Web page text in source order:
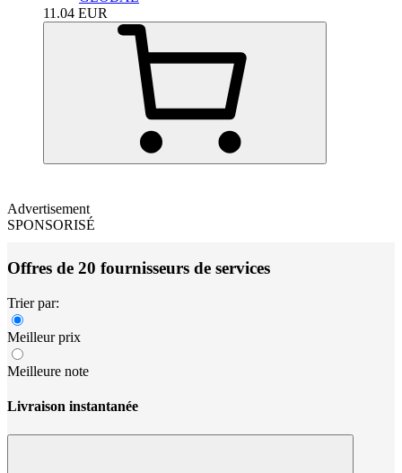
11.04 EUR
Advertisement
SPONSORISÉ
Offres de 20 fournisseurs de services
Trier par:
Meilleur prix
Meilleure note
Livraison instantanée